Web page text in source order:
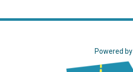
Powered by